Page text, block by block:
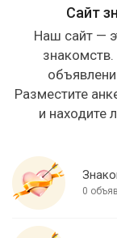
Сайт
Наш сайт —
знакомств.
Разместите
и находите
0